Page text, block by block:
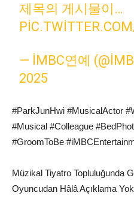
제목의 게시물이…
— IMBC연예
2025
#ParkJunHwi #MusicalActor
#Musical #Colleague
#GroomToBe
Müzikal Tiyatro Topluluğunda
Oyuncudan Hâlâ Açıklama Yok